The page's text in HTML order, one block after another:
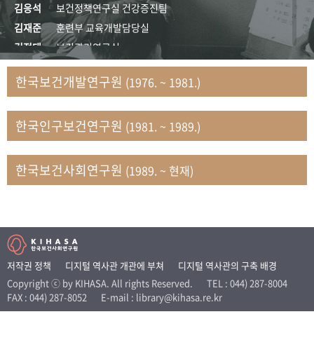
50+1주년 기념
성과 50선 숫자로 보는 50년
세계와 함께 한 KIHASA
VR 역사관
김응석
보건정책연구실 건강증진팀
김재준
훈련부 교육개발담당실
김정태
보건관리연구실
김지자
연구부 사회개발담당실
김태룡
조사평가부 연구과
문현상
가족복지연구실 인구가족연구팀
박인화
보건정책연구실
박재빈
연구부 인구역학담당실
변종화
보건정책연구실 건강증진팀
송건용
보건정책연구실
송태민
정보통계연구실 빅데이터연구센터
신희설
사업개발부 국제협력연구실
이규식
의료보험연구실
이문기
훈련부
한국보건개발연구원 (1976. ~ 1981.)
한국인구보건연구원 (1981. ~ 1989.)
한국보건사회연구원 (1989. ~ 현재)
저작권 정책 디지털 역사관 개관에 부쳐
디지털 역사관의 구축 배경
Copyright ⓒ by KIHASA. All rights Reserved.
TEL : 044) 287-8004
FAX : 044) 287-8052
E-mail : library@kihasa.re.kr